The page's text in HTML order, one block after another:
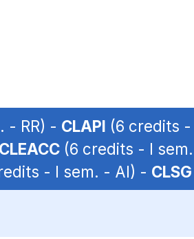
- RR) - CLAPI (6 credits
CLEACC (6 credits - I
- I sem. - AI) - CLSG